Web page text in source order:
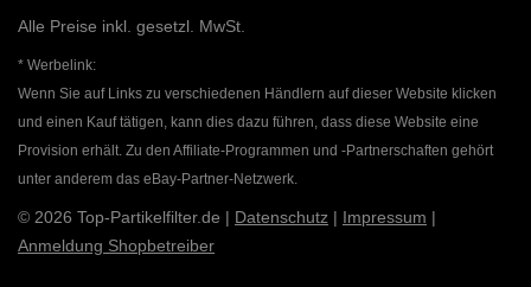
Alle Preise inkl. gesetzl. MwSt.
* Werbelink:
Wenn Sie auf Links zu verschiedenen Händlern auf dieser Website klicken
und einen Kauf tätigen, kann dies dazu führen, dass diese Website eine
Provision erhält. Zu den Affiliate-Programmen und -Partnerschaften gehört
unter anderem das eBay-Partner-Netzwerk.
© 2026 Top-Partikelfilter.de | Datenschutz | Impressum |
Anmeldung Shopbetreiber